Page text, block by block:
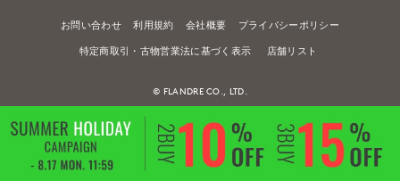
お問い合わせ 利用規約 会社概要 プライバシーポリシー
特定商取引・古物営業法に基づく表示 店舗リスト
© FLANDRE CO., LTD.